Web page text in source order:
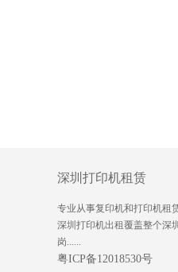
深圳打印机租赁
专业从事复印机和打印机租
深圳打印机出租覆盖整个深
岗......
粤ICP备12018530号